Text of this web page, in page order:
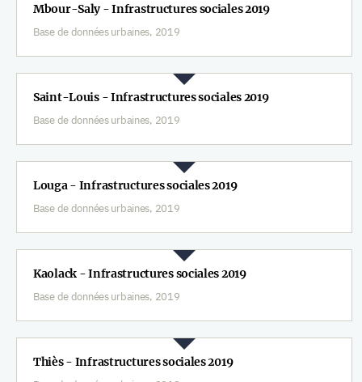
Mbour-Saly - Infrastructures sociales 2019
Base de données urbaines, 2019
Saint-Louis - Infrastructures sociales 2019
Base de données urbaines, 2019
Louga - Infrastructures sociales 2019
Base de données urbaines, 2019
Kaolack - Infrastructures sociales 2019
Base de données urbaines, 2019
Thiès - Infrastructures sociales 2019